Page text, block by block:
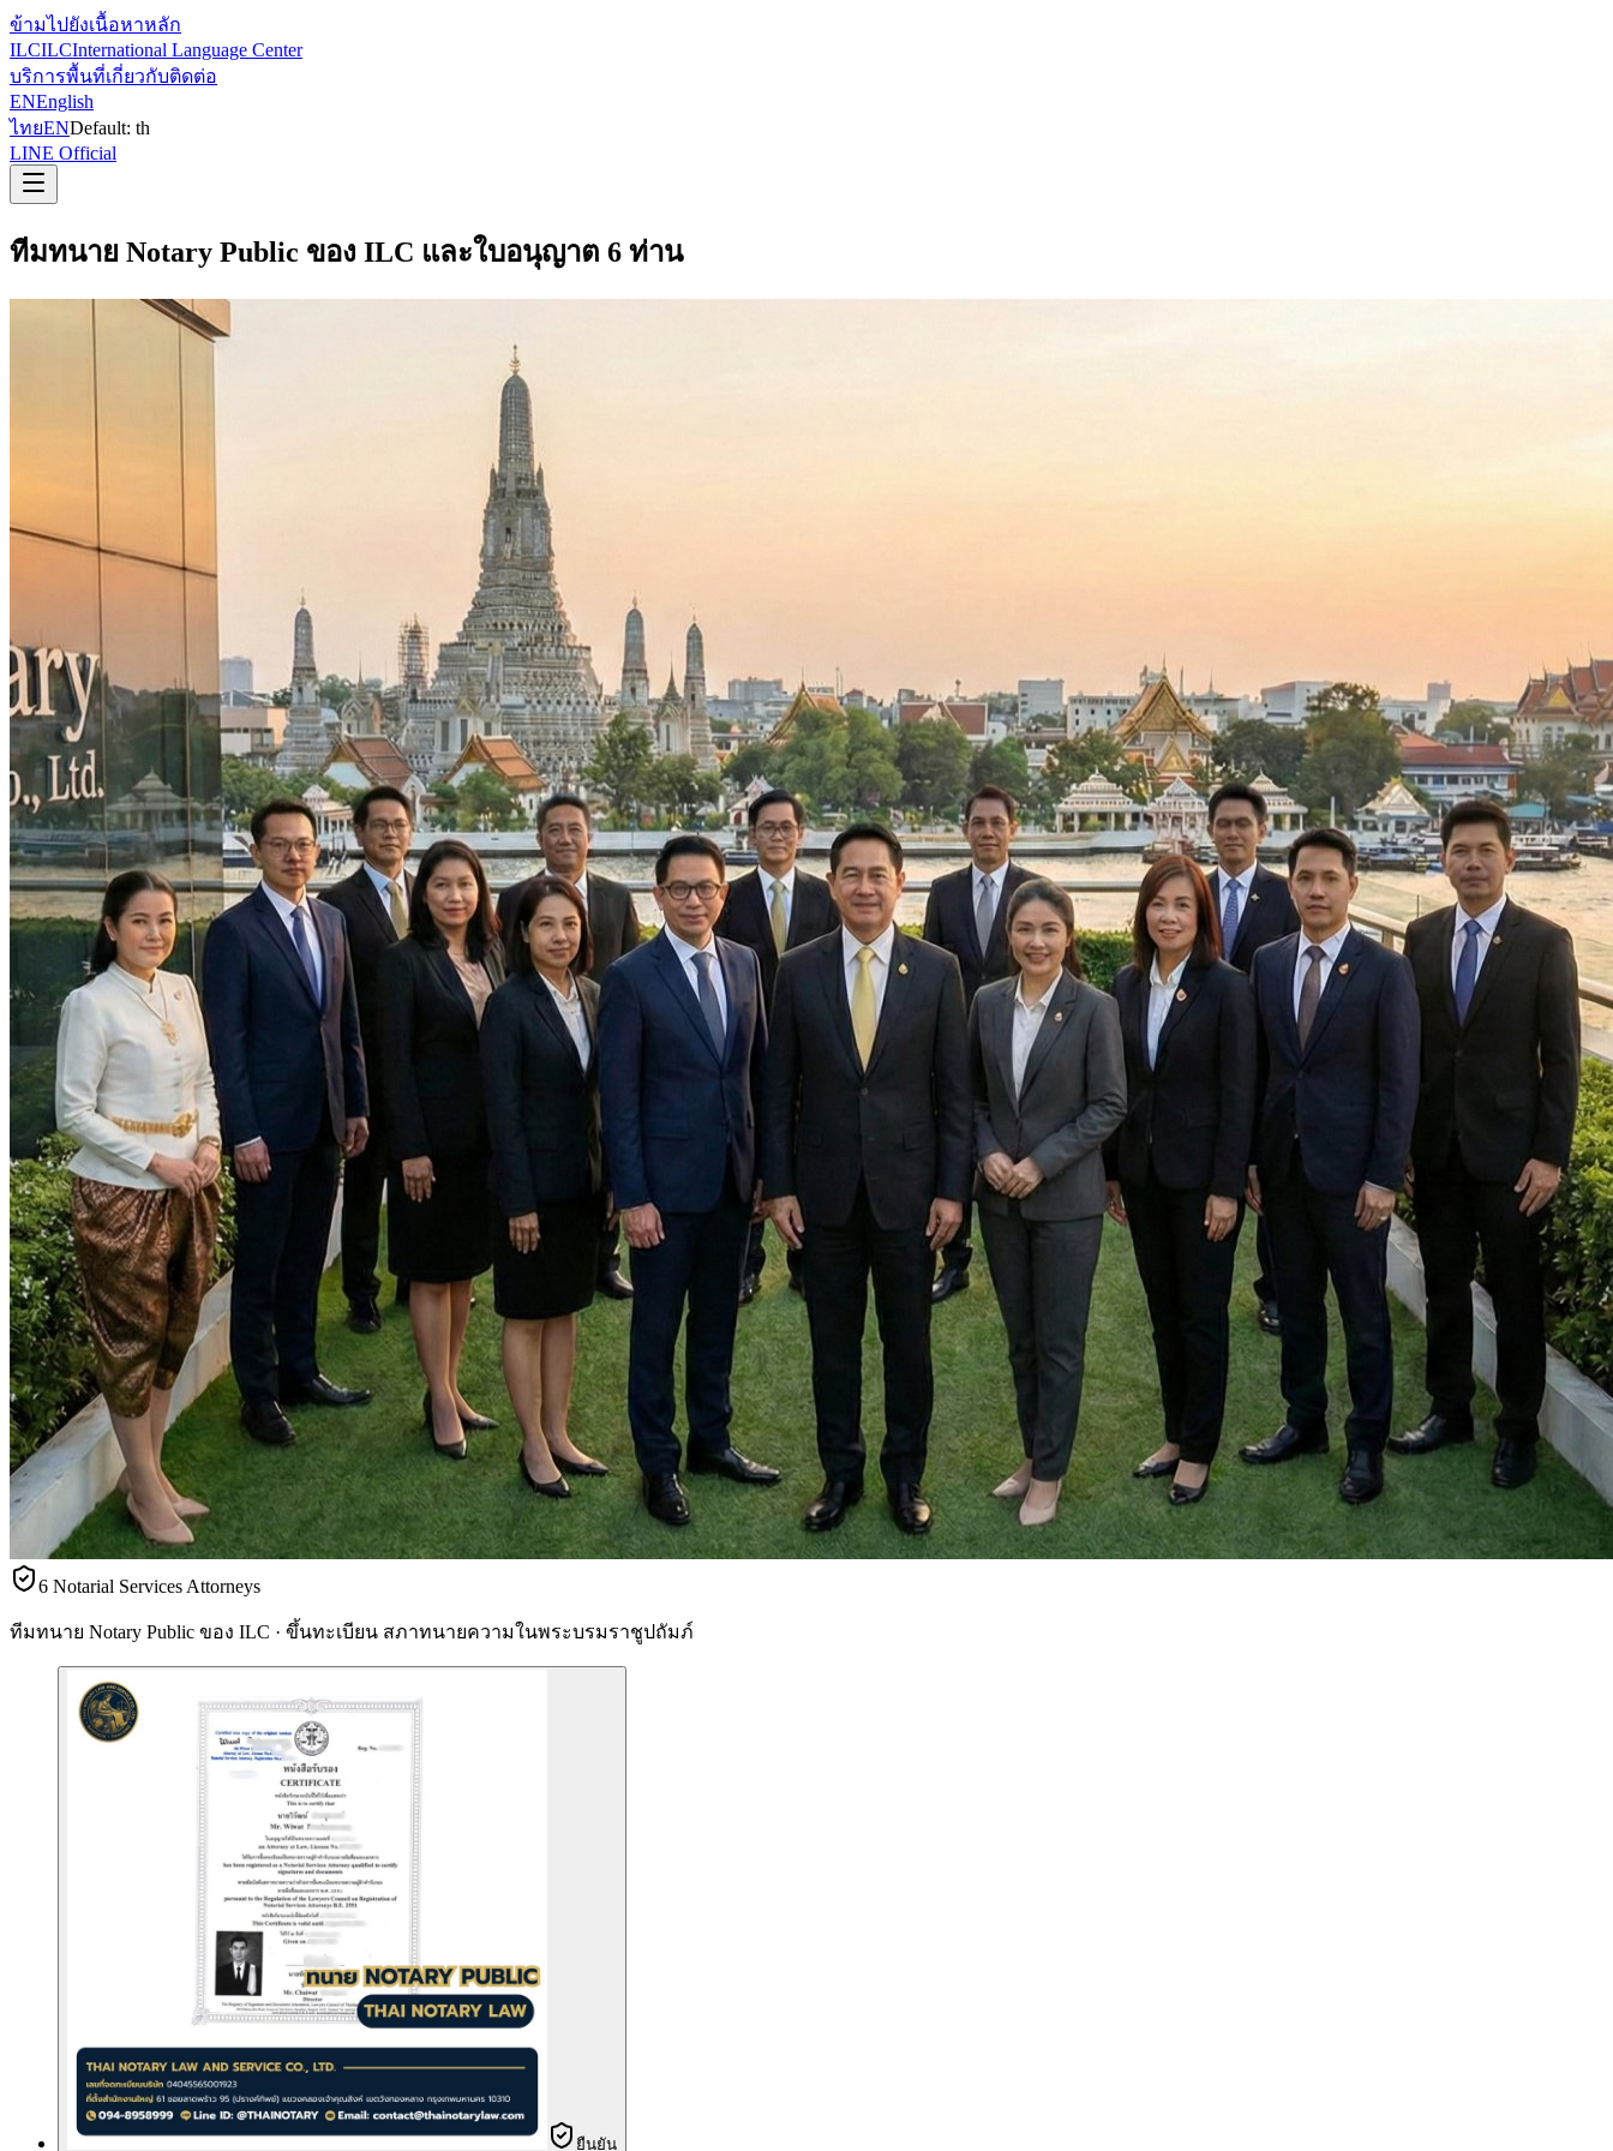
ข้ามไปยังเนื้อหาหลัก
ILCILCInternational Language Center
บริการพื้นที่เกี่ยวกับติดต่อ
ENEnglish
ไทยENDefault: th
LINE Official
ทีมทนาย Notary Public ของ ILC และใบอนุญาต 6 ท่าน
6 Notarial Services Attorneys
ทีมทนาย Notary Public ของ ILC · ขึ้นทะเบียน สภาทนายความในพระบรมราชูปถัมภ์
ยืนยัน